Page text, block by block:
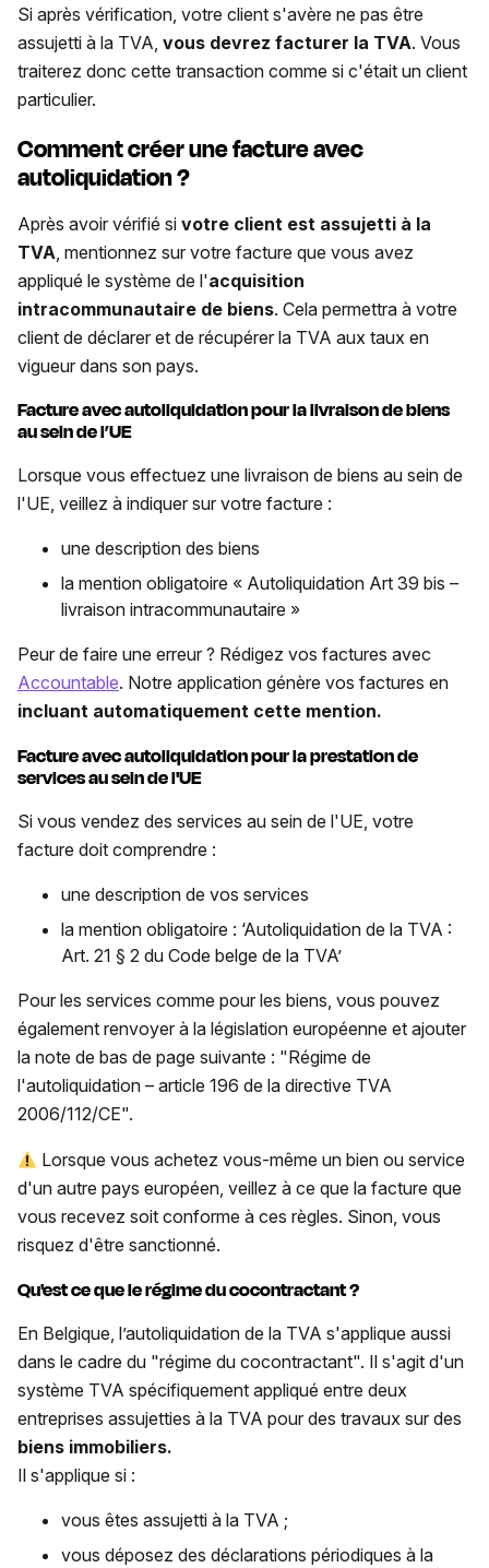
Si après vérification, votre client s'avère ne pas être
assujetti à la TVA, vous devrez facturer la TVA. Vous
traiterez donc cette transaction comme si c'était un client
particulier.
Comment créer une facture avec
autoliquidation ?
Après avoir vérifié si votre client est assujetti à la
TVA , mentionnez sur votre facture que vous avez
appliqué le système de l'acquisition
intracommunautaire de biens. Cela permettra à votre
client de déclarer et de récupérer la TVA aux taux en
vigueur dans son pays.
Facture avec autoliquidation pour la livraison de biens
au sein de l’UE
Lorsque vous effectuez une livraison de biens au sein de
l'UE, veillez à indiquer sur votre facture :
une description des biens
la mention obligatoire « Autoliquidation Art 39 bis –
livraison intracommunautaire »
Peur de faire une erreur ? Rédigez vos factures avec
Accountable. Notre application génère vos factures en
incluant automatiquement cette mention.
Facture avec autoliquidation pour la prestation de
services au sein de l'UE
Si vous vendez des services au sein de l'UE, votre
facture doit comprendre :
une description de vos services
la mention obligatoire : ‘Autoliquidation de la TVA :
Art. 21 § 2 du Code belge de la TVA’
Pour les services comme pour les biens, vous pouvez
également renvoyer à la législation européenne et ajouter
la note de bas de page suivante : "Régime de
l'autoliquidation – article 196 de la directive TVA
2006/112/CE".
Lorsque vous achetez vous-même un bien ou service
d'un autre pays européen, veillez à ce que la facture que
vous recevez soit conforme à ces règles. Sinon, vous
risquez d'être sanctionné.
Qu'est ce que le régime du cocontractant ?
En Belgique, l’autoliquidation de la TVA s'applique aussi
dans le cadre du "régime du cocontractant". Il s'agit d'un
système TVA spécifiquement appliqué entre deux
entreprises assujetties à la TVA pour des travaux sur des
biens immobiliers.
Il s'applique si :
vous êtes assujetti à la TVA ;
vous déposez des déclarations périodiques à la